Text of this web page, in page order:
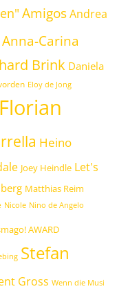
Amigos Andrea
Anna-Carina
Brink Daniela
Eloy de Jong
Florian
Heino
Joey Heindle Let's
Matthias Reim
Nicole Nino de Angelo
AWARD
Stefan
Gross Wenn die Musi